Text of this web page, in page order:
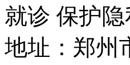
就诊 保护
地址：郑州